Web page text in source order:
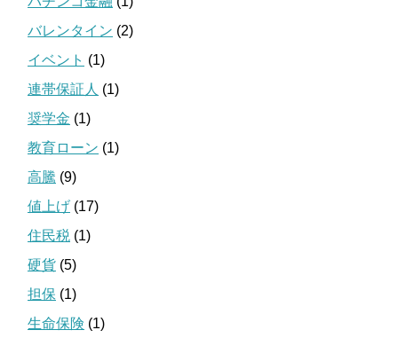
バレンタイン (2)
イベント (1)
連帯保証人 (1)
奨学金 (1)
教育ローン (1)
高騰 (9)
値上げ (17)
住民税 (1)
硬貨 (5)
担保 (1)
生命保険 (1)